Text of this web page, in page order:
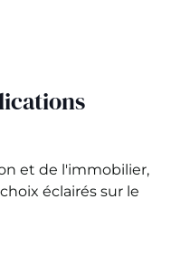
et de l'immobilier,
éclairés sur le